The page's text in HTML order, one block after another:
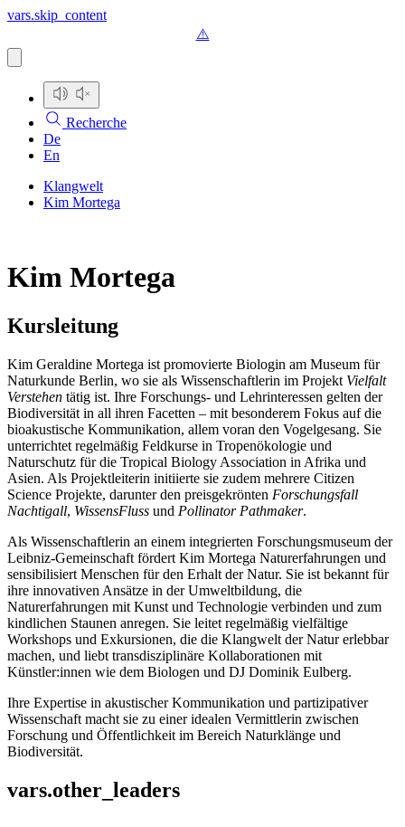
vars.skip_content
Recherche
De
En
Klangwelt
Kim Mortega
Kim Mortega
Kursleitung
Kim Geraldine Mortega ist promovierte Biologin am Museum für
Naturkunde Berlin, wo sie als Wissenschaftlerin im Projekt Vielfalt
Verstehen tätig ist. Ihre Forschungs- und Lehrinteressen gelten der
Biodiversität in all ihren Facetten – mit besonderem Fokus auf die
bioakustische Kommunikation, allem voran den Vogelgesang. Sie
unterrichtet regelmäßig Feldkurse in Tropenökologie und
Naturschutz für die Tropical Biology Association in Afrika und
Asien. Als Projektleiterin initiierte sie zudem mehrere Citizen
Science Projekte, darunter den preisgekrönten Forschungsfall
Nachtigall, WissensFluss und Pollinator Pathmaker.
Als Wissenschaftlerin an einem integrierten Forschungsmuseum der
Leibniz-Gemeinschaft fördert Kim Mortega Naturerfahrungen und
sensibilisiert Menschen für den Erhalt der Natur. Sie ist bekannt für
ihre innovativen Ansätze in der Umweltbildung, die
Naturerfahrungen mit Kunst und Technologie verbinden und zum
kindlichen Staunen anregen. Sie leitet regelmäßig vielfältige
Workshops und Exkursionen, die die Klangwelt der Natur erlebbar
machen, und liebt transdisziplinäre Kollaborationen mit
Künstler:innen wie dem Biologen und DJ Dominik Eulberg.
Ihre Expertise in akustischer Kommunikation und partizipativer
Wissenschaft macht sie zu einer idealen Vermittlerin zwischen
Forschung und Öffentlichkeit im Bereich Naturklänge und
Biodiversität.
vars.other_leaders